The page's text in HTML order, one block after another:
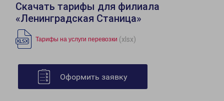
Скачать тарифы для филиала
«Ленинградская Станица»
Тарифы на услуги перевозки (xlsx)
Оформить заявку